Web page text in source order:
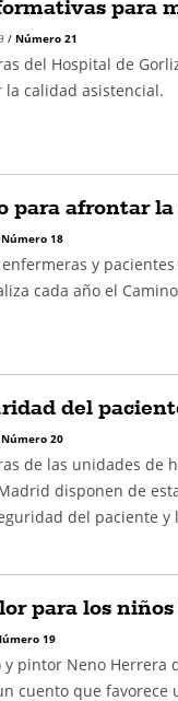
para
/ Número 21
del Hospital de
la calidad asistencial.
para afrontar
Número 18
y
cada año el
del
Número 20
de las unidades de
disponen de
del paciente y
para los
19
y pintor Neno Herrera
cuento que